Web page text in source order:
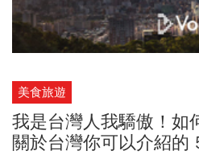
美食旅遊
我是台灣人我驕傲！如
關於台灣你可以介紹的